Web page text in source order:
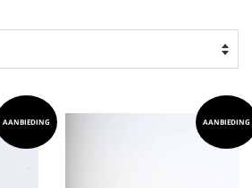
AANBIEDING AANBIEDING